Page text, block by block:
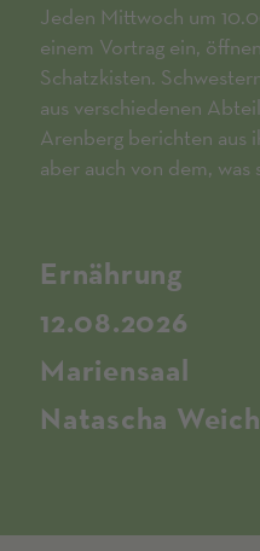
Jeden Mittwoch um
einem Vortrag ein,
Schatzkisten.
aus verschiedenen
Arenberg berichten aus
aber auch von dem,
Ernährung
12.08.2026
Mariensaal
Natascha